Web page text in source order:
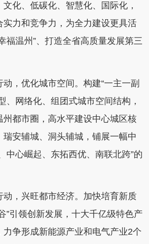
化、低碳化、智慧化、国际化，
实力和竞争力，为全力建设更具活
福温州”、打造全省高质量发展第三
动，优化城市空间。构建“一主一副
、网络化、组团式城市空间结构，
州都市圈，高水平建设中心城区核
安辅城、洞头辅城，铺展一幅中
中心崛起、东拓西优、南联北跨”的
动，兴旺都市经济。加快培育新质
”引领创新发展，十大千亿级特色产
力争形成新能源产业和电气产业2个